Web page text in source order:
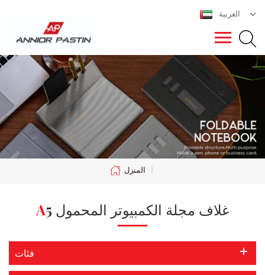
العربية
المنزل |
A5 غلاف مجلة الكمبيوتر المحمول
فئات